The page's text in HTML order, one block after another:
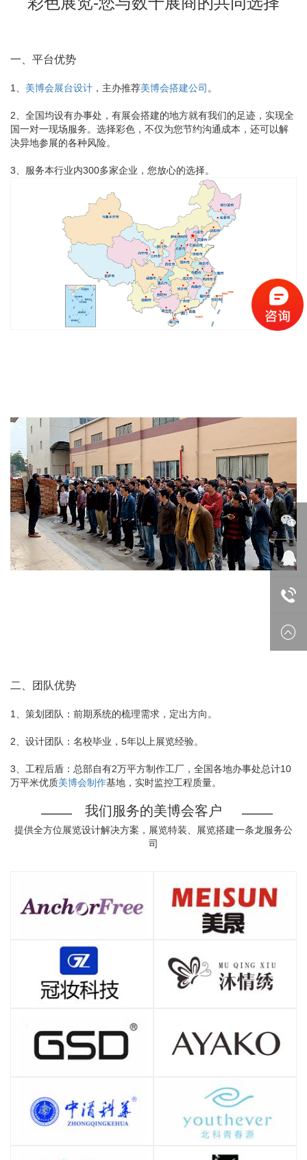
一、平台优势
1、 美博会展台设计 ，主办推荐美博会搭建公司 。
2、全国均设有办事处，有展会搭建的地方就有我们的足迹，实现全
国一对一现场服务。选择彩色，不仅为您节约沟通成本，还可以解
决异地参展的各种风险。
3、服务本行业内300多家企业，您放心的选择。
二、团队优势
1、策划团队：前期系统的梳理需求，定出方向。
2、设计团队：名校毕业，5年以上展览经验。
3、工程后盾：总部自有2万平方制作工厂，全国各地办事处总计10
万平米优质美博会制作基地，实时监控工程质量。
我们服务的美博会客户
提供全方位展览设计解决方案，展览特装、展览搭建一条龙服务公
司
微
在